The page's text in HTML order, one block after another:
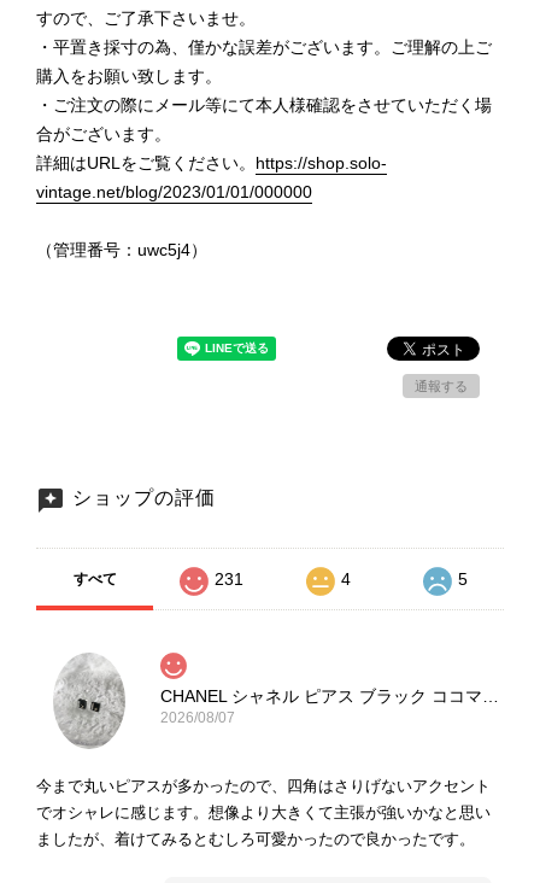
すので、ご了承下さいませ。
・平置き採寸の為、僅かな誤差がございます。ご理解の上ご
購入をお願い致します。
・ご注文の際にメール等にて本人様確認をさせていただく場
合がございます。
詳細はURLをご覧ください。 https://shop.solo-
vintage.net/blog/2023/01/01/000000
（管理番号：uwc5j4）
通報する
ショップの評価
すべて 231 4 5
2026/08/07
今まで丸いピアスが多かったので、四角はさりげないアクセント
でオシャレに感じます。想像より大きくて主張が強いかなと思い
ましたが、着けてみるとむしろ可愛かったので良かったです。